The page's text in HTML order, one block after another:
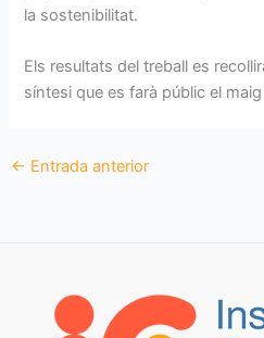
la sostenibilitat.
Els resultats del treball es
síntesi que es farà públic el
← Entrada anterior